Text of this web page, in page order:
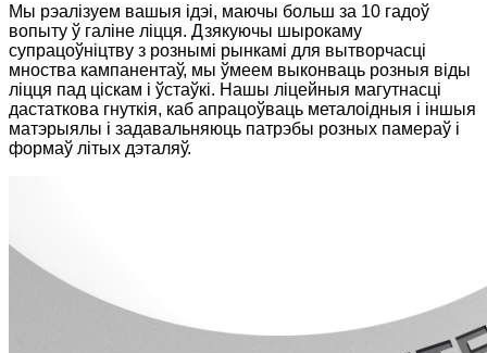
Мы рэалізуем вашыя ідэі, маючы больш за 10 гадоў
вопыту ў галіне ліцця. Дзякуючы шырокаму
супрацоўніцтву з рознымі рынкамі для вытворчасці
мноства кампанентаў, мы ўмеем выконваць розныя віды
ліцця пад ціскам і ўстаўкі. Нашы ліцейныя магутнасці
дастаткова гнуткія, каб апрацоўваць металоідныя і іншыя
матэрыялы і задавальняюць патрэбы розных памераў і
формаў літых дэталяў.